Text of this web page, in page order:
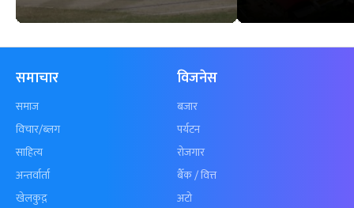
समाचार
समाज
विचार/ब्लग
साहित्य
अन्तर्वार्ता
खेलकुद़़
विजनेस
बजार
पर्यटन
रोजगार
बैँक / वित्त
अटो